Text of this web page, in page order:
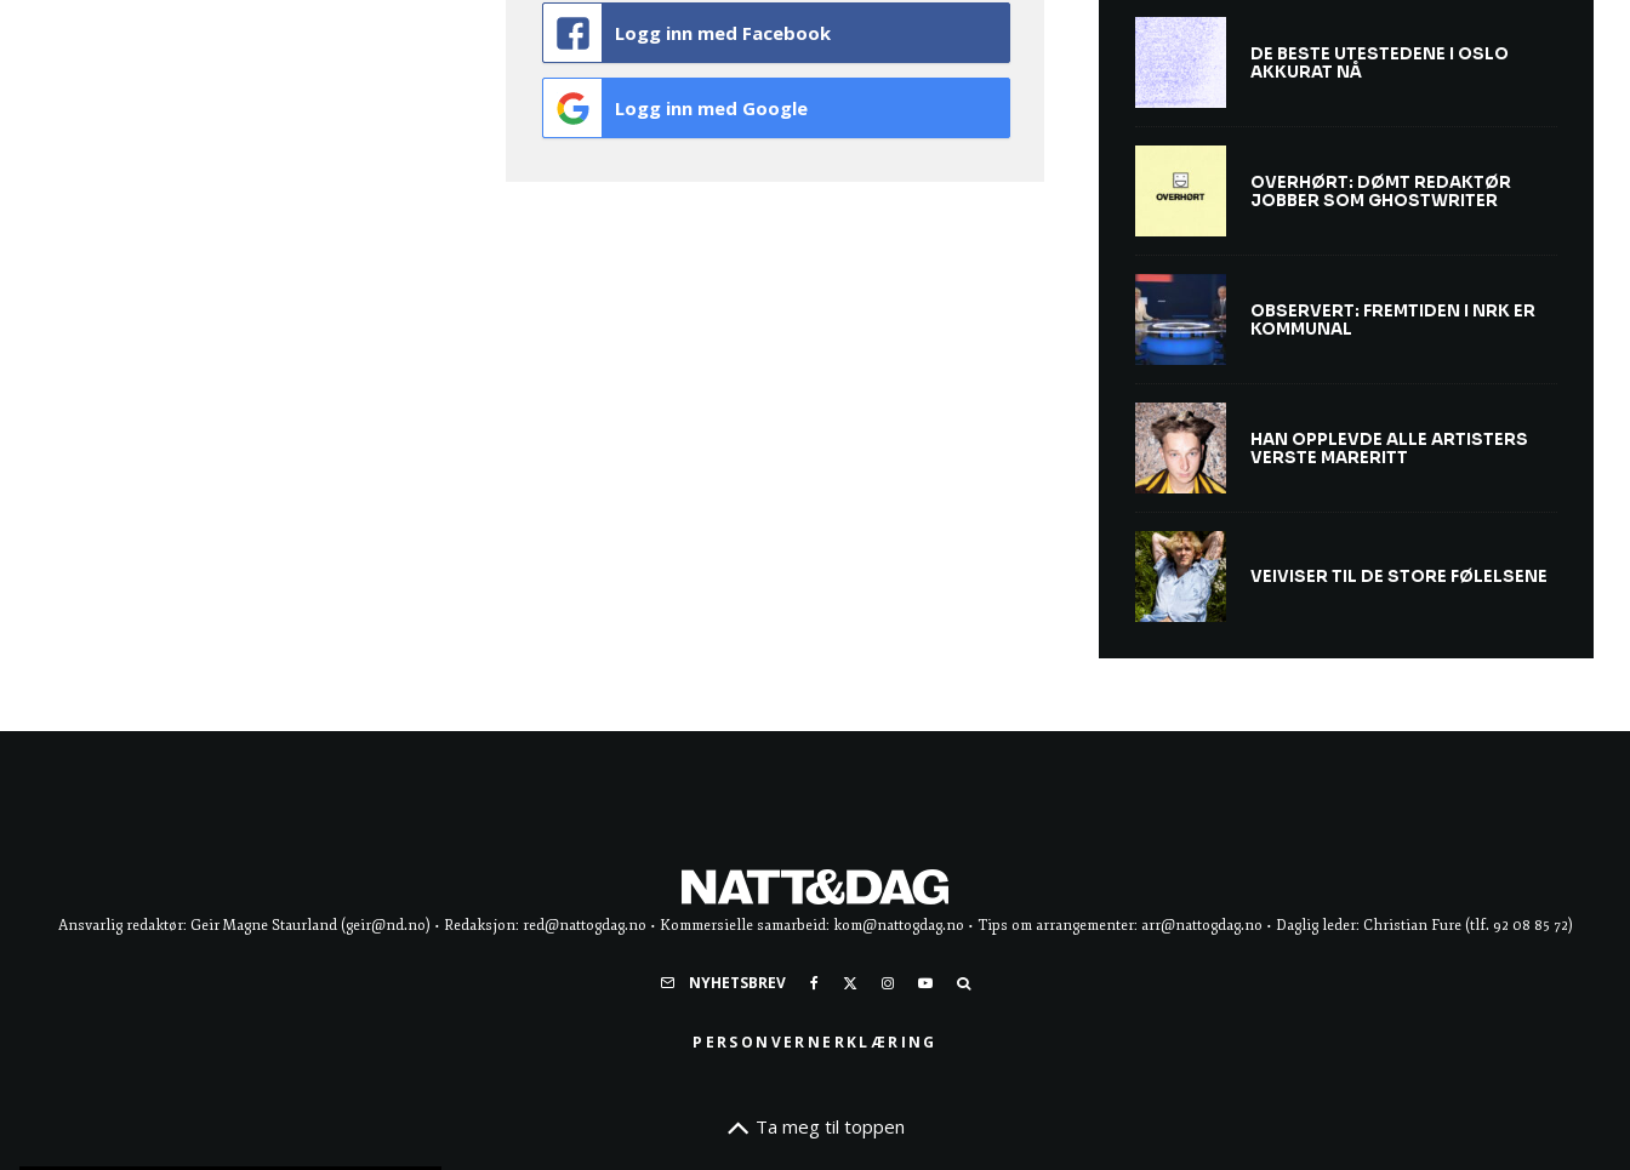
Logg inn med Facebook
Logg inn med Google
DE BESTE UTESTEDENE I OSLO
AKKURAT NÅ
OVERHØRT: DØMT REDAKTØR
JOBBER SOM GHOSTWRITER
OBSERVERT: FREMTIDEN I NRK ER
KOMMUNAL
HAN OPPLEVDE ALLE ARTISTERS
VERSTE MARERITT
VEIVISER TIL DE STORE FØLELSENE
Ansvarlig redaktør: Geir Magne Staurland (geir@nd.no) • Redaksjon: red@nattogdag.no • Kommersielle samarbeid: kom@nattogdag.no • Tips om arrangementer: arr@nattogdag.no • Daglig leder: Christian Fure (tlf. 92 08 85 72)
NYHETSBREV
PERSONVERNERKLÆRING
Ta meg til toppen